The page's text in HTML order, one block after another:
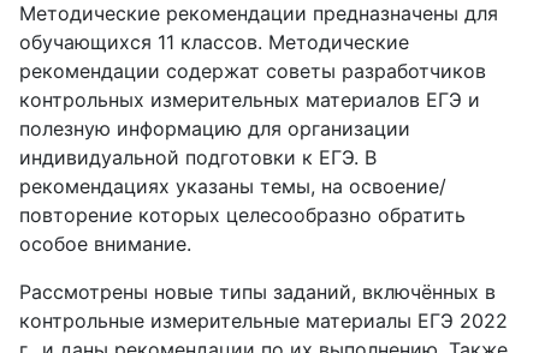
Методические рекомендации предназначены для
обучающихся 11 классов. Методические
рекомендации содержат советы разработчиков
контрольных измерительных материалов ЕГЭ и
полезную информацию для организации
индивидуальной подготовки к ЕГЭ. В
рекомендациях указаны темы, на освоение/
повторение которых целесообразно обратить
особое внимание.
Рассмотрены новые типы заданий, включённых в
контрольные измерительные материалы ЕГЭ 2022